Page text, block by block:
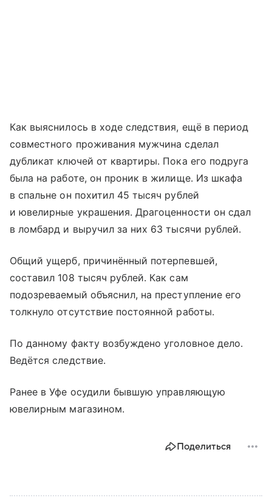
Как выяснилось в ходе следствия, ещё в период
совместного проживания мужчина сделал
дубликат ключей от квартиры. Пока его подруга
была на работе, он проник в жилище. Из шкафа
в спальне он похитил 45 тысяч рублей
и ювелирные украшения. Драгоценности он сдал
в ломбард и выручил за них 63 тысячи рублей.
Общий ущерб, причинённый потерпевшей,
составил 108 тысяч рублей. Как сам
подозреваемый объяснил, на преступление его
толкнуло отсутствие постоянной работы.
По данному факту возбуждено уголовное дело.
Ведётся следствие.
Ранее в Уфе осудили бывшую управляющую
ювелирным магазином.
Поделиться